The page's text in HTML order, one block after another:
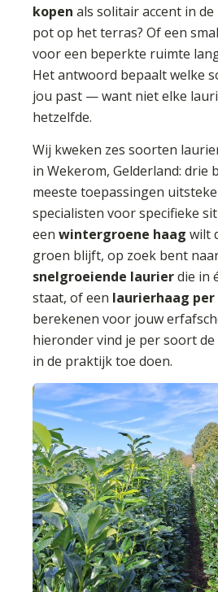
kopen als solitair accent in
pot op het terras? Of een
voor een beperkte ruimte
Het antwoord bepaalt welke
jou past — want niet elke
hetzelfde.
Wij kweken zes soorten
in Wekerom, Gelderland: drie
meeste toepassingen
specialisten voor specifieke
een wintergroene haag wilt
groen blijft, op zoek bent
snelgroeiende laurierdie in
staat, of een laurierhaag
berekenen voor jouw
hieronder vind je per soort
in de praktijk toe doen.